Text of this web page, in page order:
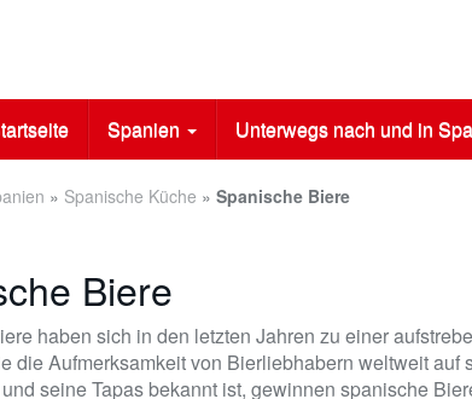
Spanien Unterwegs nach und in
» Spanische Küche » Spanische Biere
Biere
haben sich in den letzten Jahren zu einer
die Aufmerksamkeit von Bierliebhabern weltweit auf
seine Tapas bekannt ist, gewinnen spanische